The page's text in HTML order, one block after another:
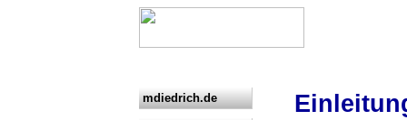
mdiedrich.de